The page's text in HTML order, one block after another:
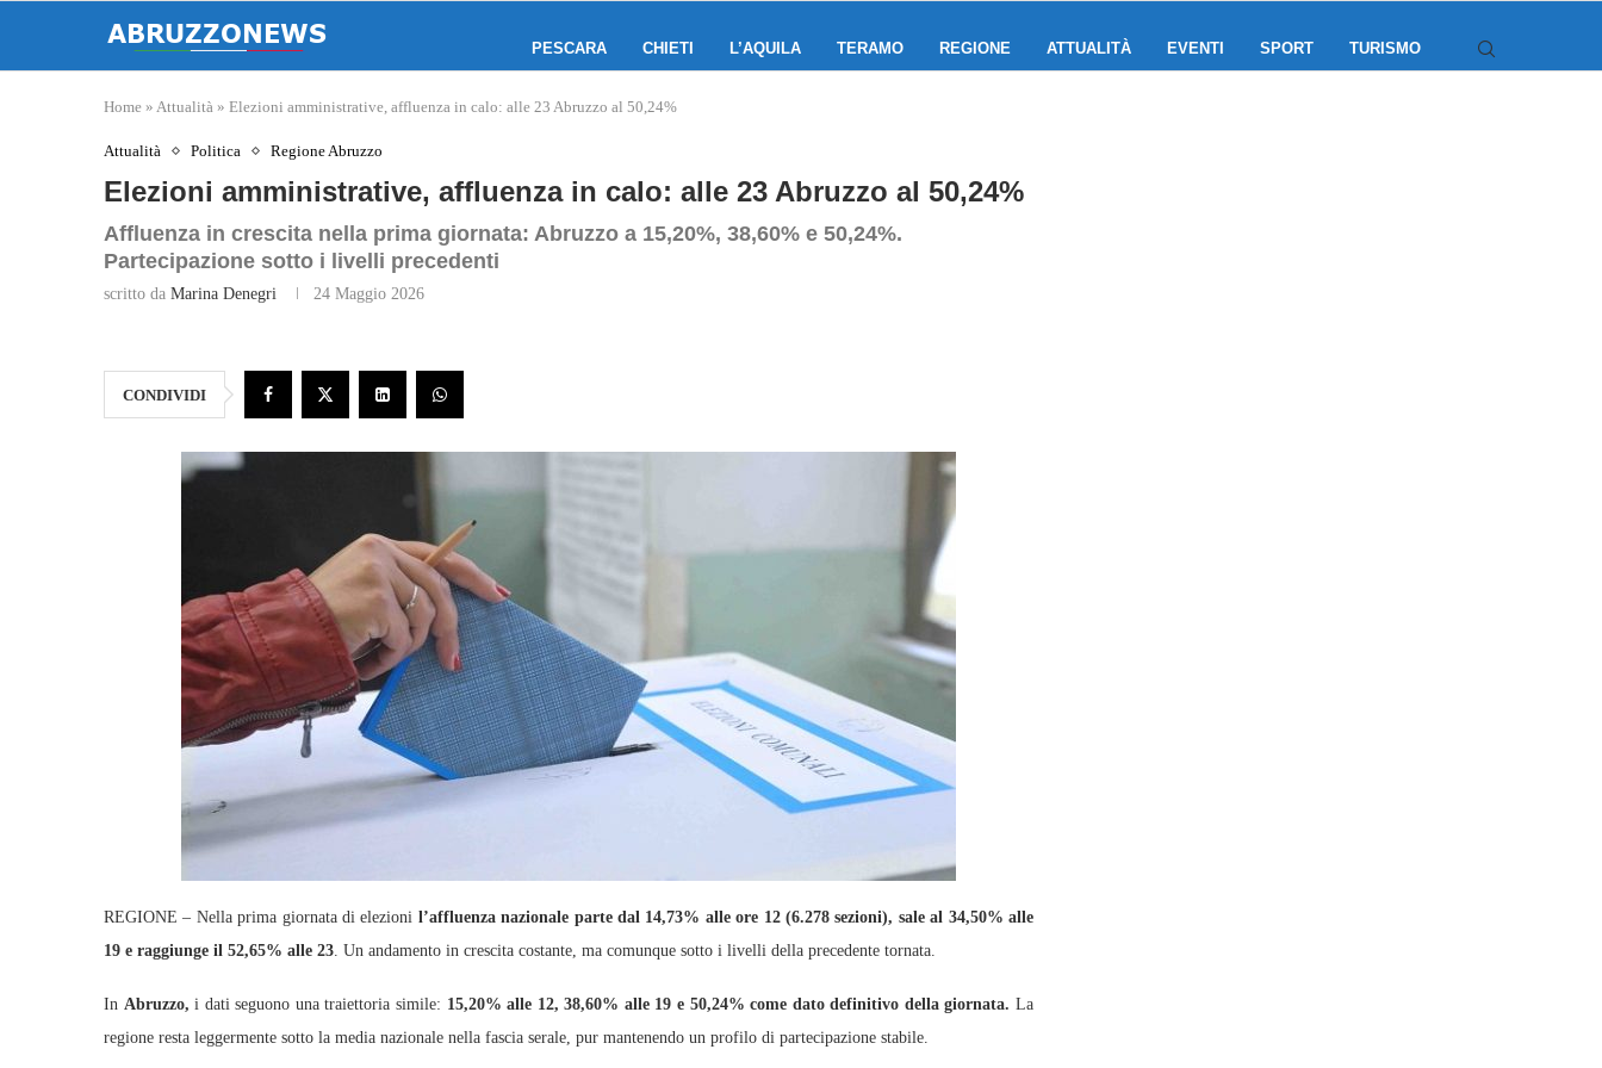
PESCARA CHIETI L’AQUILA TERAMO REGIONE ATTUALITÀ EVENTI SPORT TURISMO
Home » Attualità » Elezioni amministrative, affluenza in calo: alle 23 Abruzzo al 50,24%
Attualità Politica Regione Abruzzo
Elezioni amministrative, affluenza in calo: alle 23 Abruzzo al 50,24%
Affluenza in crescita nella prima giornata: Abruzzo a 15,20%, 38,60% e 50,24%.
Partecipazione sotto i livelli precedenti
scritto da Marina Denegri 24 Maggio 2026
CONDIVIDI
REGIONE – Nella prima giornata di elezioni l’affluenza nazionale parte dal 14,73% alle ore 12 (6.278 sezioni), sale al 34,50% alle
19 e raggiunge il 52,65% alle 23. Un andamento in crescita costante, ma comunque sotto i livelli della precedente tornata.
In Abruzzo, i dati seguono una traiettoria simile: 15,20% alle 12, 38,60% alle 19 e 50,24% come dato definitivo della giornata. La
regione resta leggermente sotto la media nazionale nella fascia serale, pur mantenendo un profilo di partecipazione stabile.